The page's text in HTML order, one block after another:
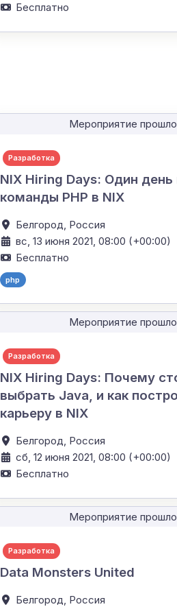
Бесплатно
Мероприятие прошло
Разработка
NIX Hiring Days: Один день
команды PHP в NIX
Белгород, Россия
вс, 13 июня 2021, 08:00 (+00:00)
Бесплатно
php
Мероприятие прошло
Разработка
NIX Hiring Days: Почему
выбрать Java, и как
карьеру в NIX
Белгород, Россия
сб, 12 июня 2021, 08:00 (+00:00)
Бесплатно
Мероприятие прошло
Разработка
Data Monsters United
Белгород, Россия